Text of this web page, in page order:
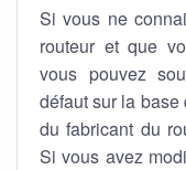
Si vous ne
routeur et que
vous pouvez
défaut sur la base
du fabricant du
Si vous avez